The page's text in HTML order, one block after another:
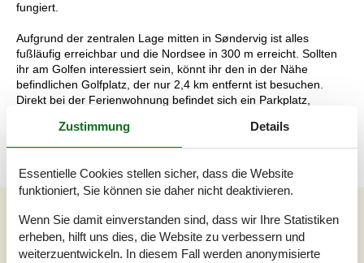
fungiert.
Aufgrund der zentralen Lage mitten in Søndervig ist alles
fußläufig erreichbar und die Nordsee in 300 m erreicht. Sollten
ihr am Golfen interessiert sein, könnt ihr den in der Nähe
befindlichen Golfplatz, der nur 2,4 km entfernt ist besuchen.
Direkt bei der Ferienwohnung befindet sich ein Parkplatz,
Unsere Gästebewertungen
Unsere Gästebewertungen
Zustimmung Details
Essentielle Cookies stellen sicher, dass die Website
funktioniert, Sie können sie daher nicht deaktivieren.
Wenn Sie damit einverstanden sind, dass wir Ihre Statistiken
erheben, hilft uns dies, die Website zu verbessern und
weiterzuentwickeln. In diesem Fall werden anonymisierte